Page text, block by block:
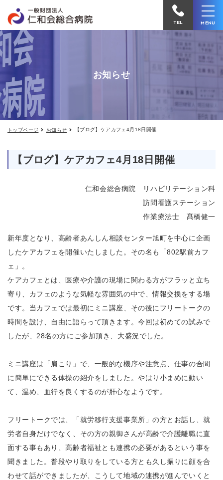
グ】
ケ
ア
カ
フ
ェ
月
18
日
開
催
病
院
電
か
る
TEL MENU
お知らせ
トップページ お知らせ 【ブログ】ケアカフェ4月18日開催
【ブログ】ケアカフェ4月18日開催
仁和会総合病院 リハビリテーション科
訪問看護ステーション
作業療法士 髙橋健一
新年度となり、高齢者あんしん相談センター旭町を中心に企画
したケアカフェを開催いたしました。その名も「802駅前カフ
ェ」。
ケアカフェとは、医療や介護の現場に関わる方がフラッと立ち
寄り、カフェのような気軽な雰囲気の中で、情報交換をする場
です。当カフェでは最初にミニ講座、その後にフリートークの
時間を設け、自由に語らって頂きます。今回は初めての試みで
したが、28名の方にご参加頂き、大盛況でした。
ミニ講座は「肩こり」で、一般的な機序や注意点、仕事の合間
に簡単にできる体操の紹介をしました。やはり小まめに動い
て、温め、血行を良くするのが肝心なようです。
フリートークでは、「就労移行支援事業所」の方とお話し、就
労者自身だけでなく、その方の親御さんが高齢で介護離職に直
面する事もあり、高齢者福祉とも連携の必要があるという事を
聞きました。普段やり取りをしている方とも久し振りに顔を合
わせて話ができましたが、こうして地域の連携が進んでいくと